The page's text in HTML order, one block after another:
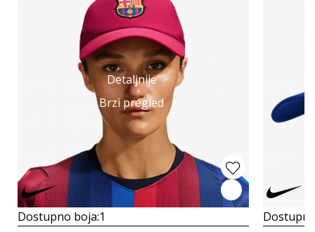
Detaljnije
Brzi pregled
Dostupno boja:1